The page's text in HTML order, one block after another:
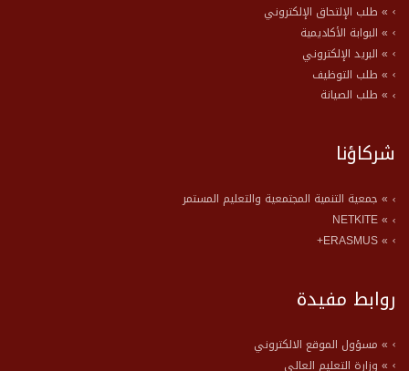
» طلب الإلتحاق الإلكتروني
» البوابة الأكاديمية
» البريد الإلكتروني
» طلب التوظيف
» طلب الصيانة
شركاؤنا
» جمعية التنمية المجتمعية والتعليم المستمر
» NETKITE
» ERASMUS+
روابط مفيدة
» مسؤول الموقع الالكتروني
» وزارة التعليم العالي